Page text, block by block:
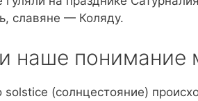
славяне — Коляду.
наше понимание
solstice (солнцестояние)